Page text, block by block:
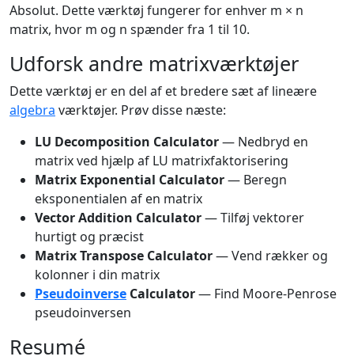
Absolut. Dette værktøj fungerer for enhver m × n
matrix, hvor m og n spænder fra 1 til 10.
Udforsk andre matrixværktøjer
Dette værktøj er en del af et bredere sæt af lineære
algebra værktøjer. Prøv disse næste:
LU Decomposition Calculator— Nedbryd en
matrix ved hjælp af LU matrixfaktorisering
Matrix Exponential Calculator— Beregn
eksponentialen af en matrix
Vector Addition Calculator— Tilføj vektorer
hurtigt og præcist
Matrix Transpose Calculator— Vend rækker og
kolonner i din matrix
Pseudoinverse Calculator— Find Moore-Penrose
pseudoinversen
Resumé